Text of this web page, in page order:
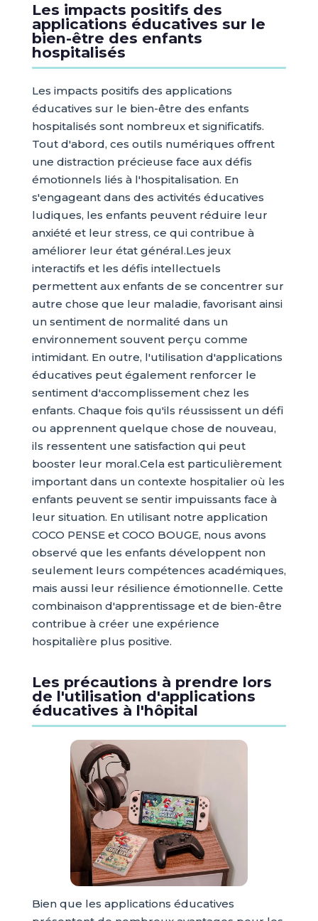
Les impacts positifs des
applications éducatives sur le
bien-être des enfants
hospitalisés
Les impacts positifs des applications
éducatives sur le bien-être des enfants
hospitalisés sont nombreux et significatifs.
Tout d'abord, ces outils numériques offrent
une distraction précieuse face aux défis
émotionnels liés à l'hospitalisation. En
s'engageant dans des activités éducatives
ludiques, les enfants peuvent réduire leur
anxiété et leur stress, ce qui contribue à
améliorer leur état général.Les jeux
interactifs et les défis intellectuels
permettent aux enfants de se concentrer sur
autre chose que leur maladie, favorisant ainsi
un sentiment de normalité dans un
environnement souvent perçu comme
intimidant. En outre, l'utilisation d'applications
éducatives peut également renforcer le
sentiment d'accomplissement chez les
enfants. Chaque fois qu'ils réussissent un défi
ou apprennent quelque chose de nouveau,
ils ressentent une satisfaction qui peut
booster leur moral.Cela est particulièrement
important dans un contexte hospitalier où les
enfants peuvent se sentir impuissants face à
leur situation. En utilisant notre application
COCO PENSE et COCO BOUGE, nous avons
observé que les enfants développent non
seulement leurs compétences académiques,
mais aussi leur résilience émotionnelle. Cette
combinaison d'apprentissage et de bien-être
contribue à créer une expérience
hospitalière plus positive.
Les précautions à prendre lors
de l'utilisation d'applications
éducatives à l'hôpital
Bien que les applications éducatives